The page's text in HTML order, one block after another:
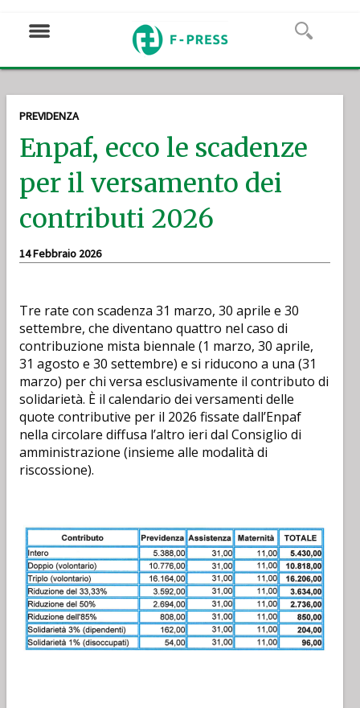
PREVIDENZA
Enpaf, ecco le scadenze
per il versamento dei
contributi 2026
14 Febbraio 2026
Tre rate con scadenza 31 marzo, 30 aprile e 30
settembre, che diventano quattro nel caso di
contribuzione mista biennale (1 marzo, 30 aprile,
31 agosto e 30 settembre) e si riducono a una (31
marzo) per chi versa esclusivamente il contributo di
solidarietà. È il calendario dei versamenti delle
quote contributive per il 2026 fissate dall’Enpaf
nella circolare diffusa l’altro ieri dal Consiglio di
amministrazione (insieme alle modalità di
riscossione).